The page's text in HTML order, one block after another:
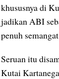
khususnya di
jadikan ABI
penuh
Seruan itu
Kutai